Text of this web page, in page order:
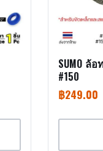
SUMO ล้
#150
฿249.00